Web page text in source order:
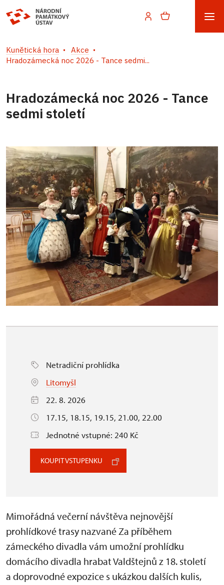
Kunětická hora
Akce
Hradozámecká noc 2026 - Tance sedmi...
Hradozámecká noc 2026 - Tance
sedmi století
Netradiční prohlídka
Litomyšl
22. 8. 2026
17.15, 18.15, 19.15, 21.00, 22.00
Jednotné vstupné: 240 Kč
KOUPIT VSTUPENKU
Mimořádná večerní návštěva nejnovější
prohlídkové trasy nazvané Za příběhem
zámeckého divadla vám umožní prohlídku
domácího divadla hrabat Valdštejnů z 18. století
a doprovodné expozice s ukázkou dalších kulis,